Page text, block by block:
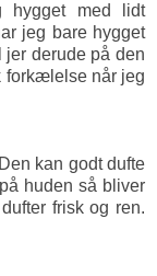
hygget med lidt
jeg bare hygget
jer derude på den
forkælelse når jeg
kan godt dufte
huden så bliver
frisk og ren.